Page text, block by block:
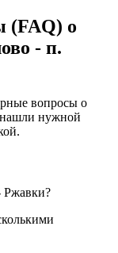
(FAQ) о
- п.
вопросы о
нашли нужной
Ржавки?